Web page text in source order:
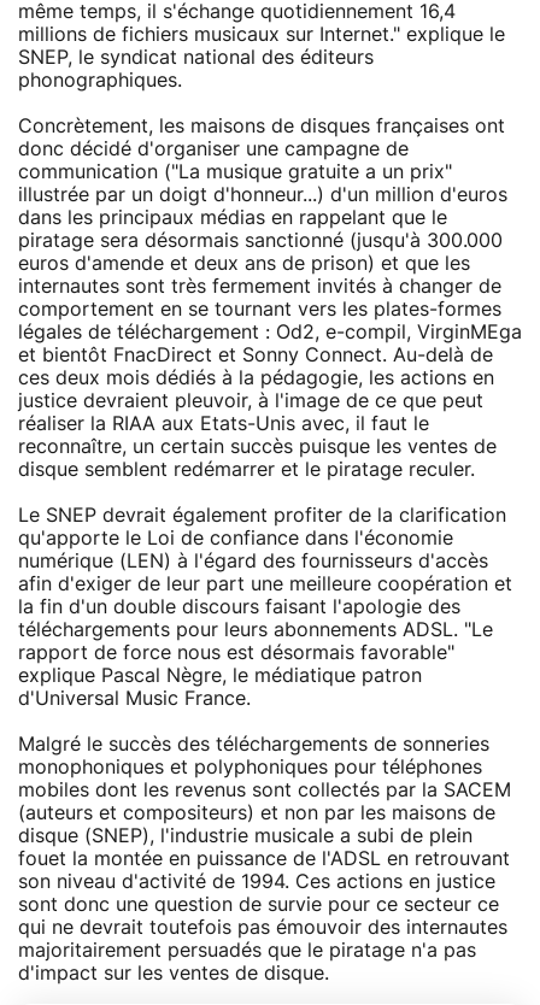
même temps, il s'échange quotidiennement 16,4
millions de fichiers musicaux sur Internet." explique le
SNEP, le syndicat national des éditeurs
phonographiques.
Concrètement, les maisons de disques françaises ont
donc décidé d'organiser une campagne de
communication ("La musique gratuite a un prix"
illustrée par un doigt d'honneur...) d'un million d'euros
dans les principaux médias en rappelant que le
piratage sera désormais sanctionné (jusqu'à 300.000
euros d'amende et deux ans de prison) et que les
internautes sont très fermement invités à changer de
comportement en se tournant vers les plates-formes
légales de téléchargement : Od2, e-compil, VirginMEga
et bientôt FnacDirect et Sonny Connect. Au-delà de
ces deux mois dédiés à la pédagogie, les actions en
justice devraient pleuvoir, à l'image de ce que peut
réaliser la RIAA aux Etats-Unis avec, il faut le
reconnaître, un certain succès puisque les ventes de
disque semblent redémarrer et le piratage reculer.
Le SNEP devrait également profiter de la clarification
qu'apporte le Loi de confiance dans l'économie
numérique (LEN) à l'égard des fournisseurs d'accès
afin d'exiger de leur part une meilleure coopération et
la fin d'un double discours faisant l'apologie des
téléchargements pour leurs abonnements ADSL. "Le
rapport de force nous est désormais favorable"
explique Pascal Nègre, le médiatique patron
d'Universal Music France.
Malgré le succès des téléchargements de sonneries
monophoniques et polyphoniques pour téléphones
mobiles dont les revenus sont collectés par la SACEM
(auteurs et compositeurs) et non par les maisons de
disque (SNEP), l'industrie musicale a subi de plein
fouet la montée en puissance de l'ADSL en retrouvant
son niveau d'activité de 1994. Ces actions en justice
sont donc une question de survie pour ce secteur ce
qui ne devrait toutefois pas émouvoir des internautes
majoritairement persuadés que le piratage n'a pas
d'impact sur les ventes de disque.